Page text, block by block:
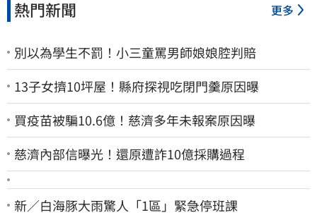
熱門新聞 更多
別以為學生不罰！小三童罵男師娘娘腔判賠
13子女擠10坪屋！縣府探視吃閉門羹原因曝
買疫苗被騙10.6億！慈濟多年未報案原因曝
慈濟內部信曝光！還原遭詐10億採購過程
新／白海豚大雨驚人「1區」緊急停班課